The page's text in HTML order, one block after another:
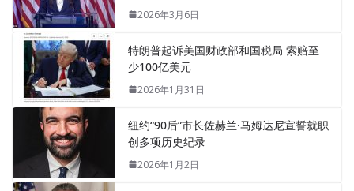
2026年3月6日
特朗普起诉美国财政部和国税局 索赔至
少100亿美元
2026年1月31日
纽约“90后”市长佐赫兰·马姆达尼宣誓就职
创多项历史纪录
2026年1月2日